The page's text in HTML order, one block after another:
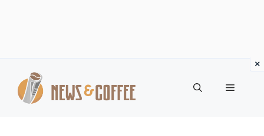
contenuto
Menu